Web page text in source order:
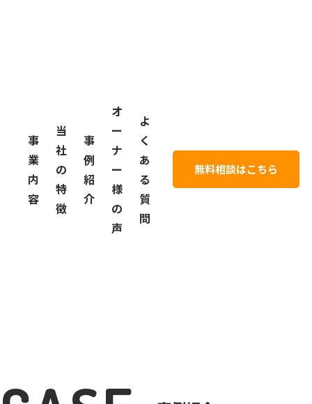
事
業
内
容
当
社
の
特
徴
事
例
紹
介
オ
ー
ナ
ー
様
の
声
よ
く
あ
る
質
問
無料相談はこちら